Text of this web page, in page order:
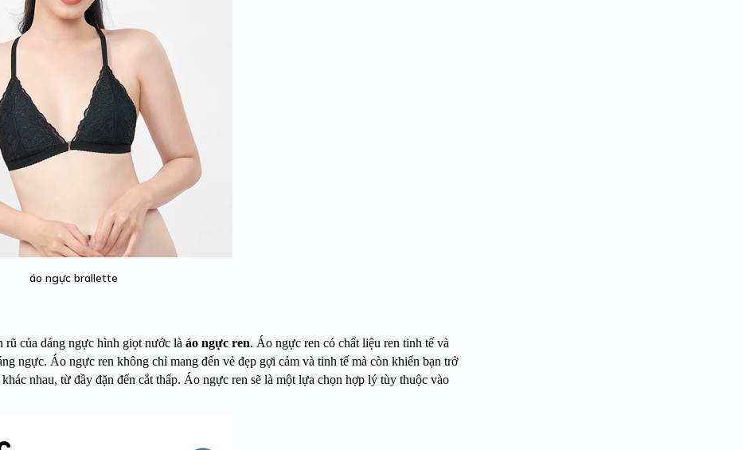
áo ngực brallette
của dáng ngực hình giọt nước là áo ngực ren. Áo ngực ren có chất liệu ren tinh tế và
ngực. Áo ngực ren không chỉ mang đến vẻ đẹp gợi cảm và tinh tế mà còn khiến bạn trở
nhau, từ đầy đặn đến cắt thấp. Áo ngực ren sẽ là một lựa chọn hợp lý tùy thuộc vào